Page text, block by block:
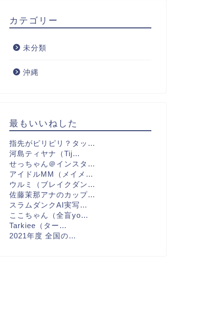
カテゴリー
未分類
沖縄
最もいいねした
指先がピリピリ？タッ…
河島ティヤナ（Tij…
せっちゃん＠インスタ…
アイドルMM（メイメ…
ウルミ（ブレイクダン…
佐藤茉那アナのカップ…
スラムダンクAI実写…
ここちゃん（全盲yo…
Tarkiee（ター…
2021年度 全国の…